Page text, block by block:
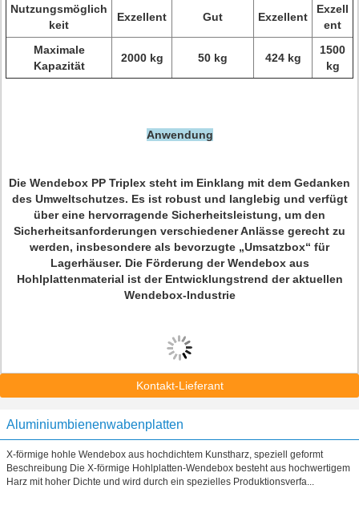
Nutzungsmöglich
keit
Exzellent Gut Exzellent
Exzell
ent
Maximale
Kapazität
2000 kg 50 kg 424 kg
1500
kg
Anwendung
Die Wendebox PP Triplex steht im Einklang mit dem Gedanken
des Umweltschutzes. Es ist robust und langlebig und verfügt
über eine hervorragende Sicherheitsleistung, um den
Sicherheitsanforderungen verschiedener Anlässe gerecht zu
werden, insbesondere als bevorzugte „Umsatzbox“ für
Lagerhäuser. Die Förderung der Wendebox aus
Hohlplattenmaterial ist der Entwicklungstrend der aktuellen
Wendebox-Industrie
Kontakt-Lieferant
Aluminiumbienenwabenplatten
X-förmige hohle Wendebox aus hochdichtem Kunstharz, speziell geformt
Beschreibung Die X-förmige Hohlplatten-Wendebox besteht aus hochwertigem
Harz mit hoher Dichte und wird durch ein spezielles Produktionsverfa...